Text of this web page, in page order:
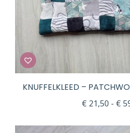
KNUFFELKLEED –
€ 21,50 - €